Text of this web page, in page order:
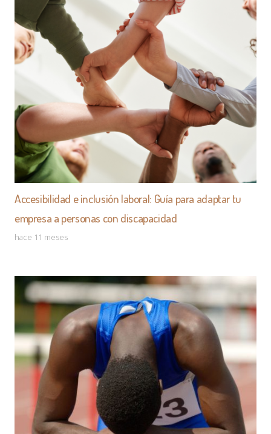
Accesibilidad e inclusión laboral: Guía para adaptar tu
empresa a personas con discapacidad
hace 11 meses